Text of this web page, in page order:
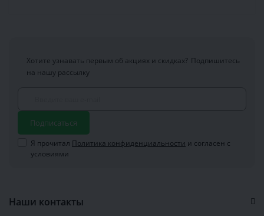
Хотите узнавать первым об акциях и скидках? Подпишитесь
на нашу рассылку
Подписаться
Я прочитал Политика конфиденциальности и согласен с
условиями
Наши контакты